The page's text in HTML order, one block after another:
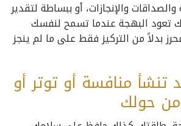
والإنجازات، أو ببساطة لتقدير
تعود البهجة عندما تسمح لنفسك
بدلاً من التركيز فقط على ما لم ينجز
تنشأ منافسة أو توتر أو
من حولك